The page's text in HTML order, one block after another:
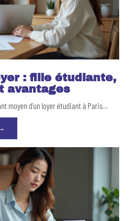
: fille étudiante,
avantages
moyen d'un loyer étudiant à Paris…